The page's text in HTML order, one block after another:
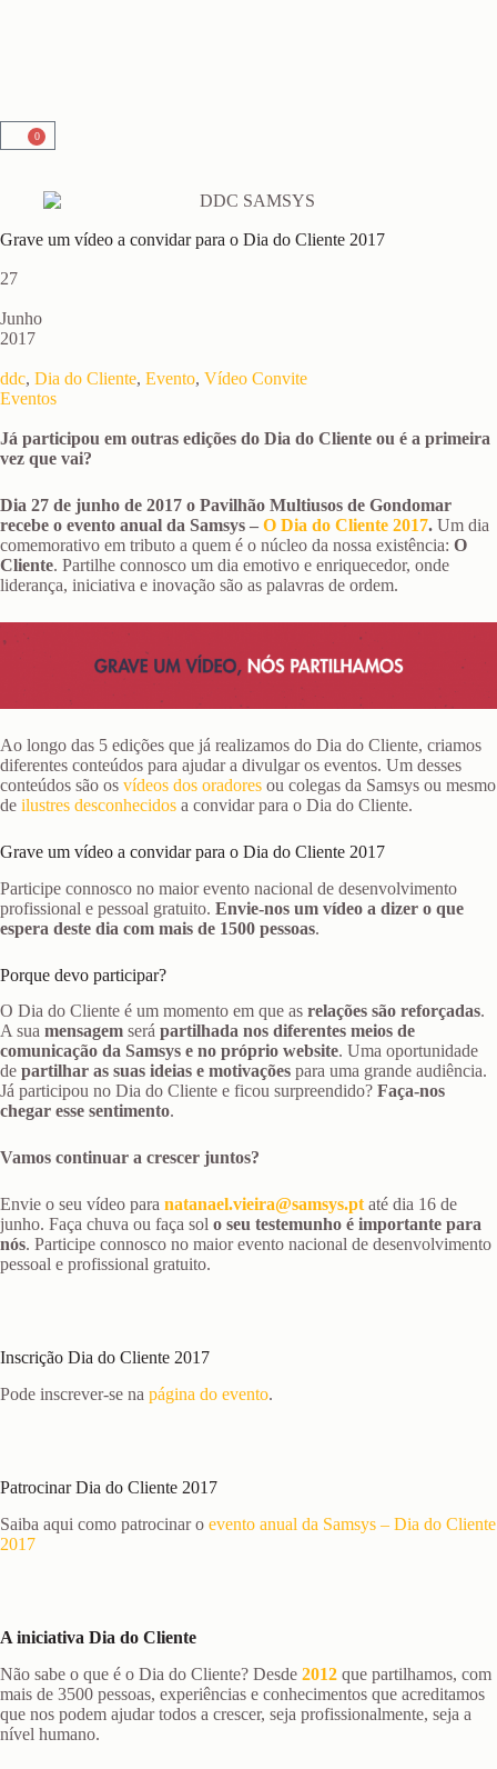
0
Grave um vídeo a convidar para o Dia do Cliente 2017
27
Junho
2017
ddc, Dia do Cliente, Evento, Vídeo Convite
Eventos
Já participou em outras edições do Dia do Cliente ou é a primeira
vez que vai?
Dia 27 de junho de 2017 o Pavilhão Multiusos de Gondomar
recebe o evento anual da Samsys – O Dia do Cliente 2017. Um dia
comemorativo em tributo a quem é o núcleo da nossa existência: O
Cliente. Partilhe connosco um dia emotivo e enriquecedor, onde
liderança, iniciativa e inovação são as palavras de ordem.
Ao longo das 5 edições que já realizamos do Dia do Cliente, criamos
diferentes conteúdos para ajudar a divulgar os eventos. Um desses
conteúdos são os vídeos dos oradores ou colegas da Samsys ou mesmo
de ilustres desconhecidos a convidar para o Dia do Cliente.
Grave um vídeo a convidar para o Dia do Cliente 2017
Participe connosco no maior evento nacional de desenvolvimento
profissional e pessoal gratuito. Envie-nos um vídeo a dizer o que
espera deste dia com mais de 1500 pessoas.
Porque devo participar?
O Dia do Cliente é um momento em que as relações são reforçadas.
A sua mensagem será partilhada nos diferentes meios de
comunicação da Samsys e no próprio website. Uma oportunidade
de partilhar as suas ideias e motivações para uma grande audiência.
Já participou no Dia do Cliente e ficou surpreendido? Faça-nos
chegar esse sentimento.
Vamos continuar a crescer juntos?
Envie o seu vídeo para natanael.vieira@samsys.pt até dia 16 de
junho. Faça chuva ou faça sol o seu testemunho é importante para
nós. Participe connosco no maior evento nacional de desenvolvimento
pessoal e profissional gratuito.
Inscrição Dia do Cliente 2017
Pode inscrever-se na página do evento.
Patrocinar Dia do Cliente 2017
Saiba aqui como patrocinar o evento anual da Samsys – Dia do Cliente
2017
A iniciativa Dia do Cliente
Não sabe o que é o Dia do Cliente? Desde 2012 que partilhamos, com
mais de 3500 pessoas, experiências e conhecimentos que acreditamos
que nos podem ajudar todos a crescer, seja profissionalmente, seja a
nível humano.